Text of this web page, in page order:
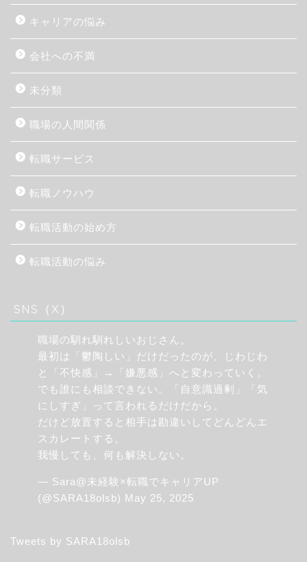
キャリアの悩み
会社への不満
未分類
職場の人間関係
転職サービス
転職ノウハウ
転職活動の始め方
転職活動の悩み
SNS（X）
職場の馴れ馴れしいおじさん。
最初は「鬱陶しい」だけだったのが、じわじわ
と「不快感」→「嫌悪感」へと変わっていく。
でも誰にも相談できない。「自意識過剰」「気
にしすぎ」って言われるだけだから。
だけど放置すると相手は勘違いしてどんどんエ
スカレートする。
我慢しても、何も解決しない。
— Sara@未経験×転職でキャリアUP
(@SARA18olsb) May 25, 2025
Tweets by SARA18olsb